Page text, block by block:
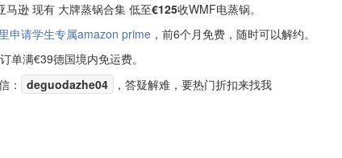
马逊 现有 大牌蒸锅合集 低至€125收WMF电蒸锅。
申请学生专属amazon prime ，前6个月免费，随时可以解约。
单满€39德国境内免运费。
：
deguodazhe04 ，答疑解难，要热门折扣来找我